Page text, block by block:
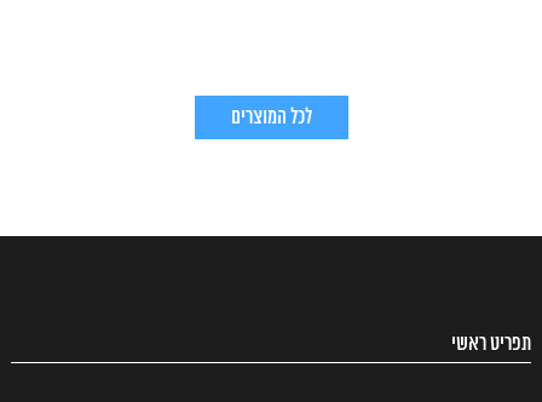
לכל המוצרים
תפריט ראשי